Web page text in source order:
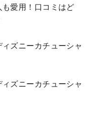
愛用！口コミはど
ズニーカチューシャ
ズニーカチューシャ